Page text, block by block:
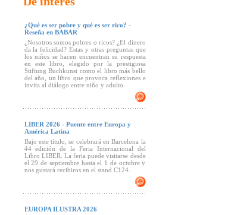
¿Qué es ser pobre y qué es ser rico? -
Reseña en BABAR
¿Nosotros somos pobres o ricos? ¿El dinero
da la felicidad? Estas y otras preguntas que
los niños se hacen encuentran su respuesta
en este libro, elegido por la prestigiosa
Stiftung Buchkunst como el libro más bello
del año, un libro que provoca reflexiones e
invita al diálogo entre niño y adulto.
LIBER 2026 - Puente entre Europa y
América Latina
Bajo este título, se celebrará en Barcelona la
44 edición de la Feria Internacional del
Libro LIBER. La feria puede visitarse desde
el 29 de septiembre hasta el 1 de octubre y
nos gustará recibiros en el stand C124.
EUROPA ILUSTRA 2026